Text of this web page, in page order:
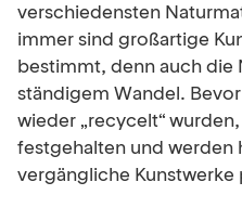
verschiedensten
immer sind großartige
bestimmt, denn auch die
ständigem Wandel.
wieder „recycelt“
festgehalten und werden
vergängliche Kunstwerke